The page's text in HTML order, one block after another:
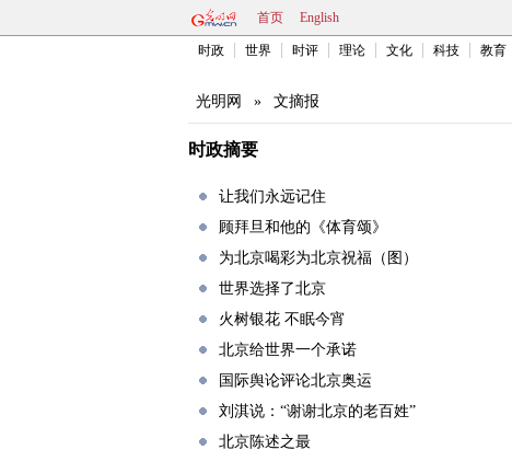
首页 English
时政 世界 时评 理论 文化 科技 教育
光明网 » 文摘报
时政摘要
让我们永远记住
顾拜旦和他的《体育颂》
为北京喝彩为北京祝福（图）
世界选择了北京
火树银花 不眠今宵
北京给世界一个承诺
国际舆论评论北京奥运
刘淇说：“谢谢北京的老百姓”
北京陈述之最